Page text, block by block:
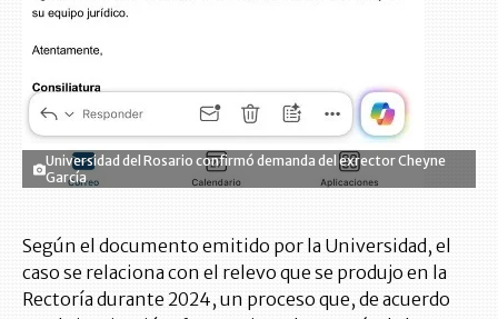
Universidad del Rosario confirmó demanda del exrector Cheyne
García
Según el documento emitido por la Universidad, el
caso se relaciona con el relevo que se produjo en la
Rectoría durante 2024, un proceso que, de acuerdo